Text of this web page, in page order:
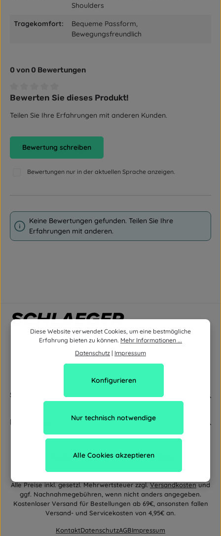
Shoulders
Tragekomfort:
Bequeme Passform,
Bewegungsfreundlich
0 von 0 Bewertungen
Durchschnittliche Bewertung von 0 von 5 Sternen
Bewerten Sie dieses Produkt!
Teilen Sie Ihre Erfahrungen mit anderen Kunden.
Bewertung schreiben
Bewertungen nur in der aktuellen Sprache anzeigen.
Keine Bewertungen gefunden. Teilen Sie Ihre
Erfahrungen mit anderen.
Service
Newsletter
Alle Preise inkl. gesetzl. Mehrwertsteuer zzgl. Versandkosten und
ggf. Nachnahmegebühren, wenn nicht anders angegeben.
Kostenloser Versand für Bestellungen ab 69€, ansonsten fallen
Versand- und Servicekosten von 4,95€ an.
KontaktDatenschutzAGBImpressum
Diese Website verwendet Cookies, um eine bestmögliche
Erfahrung bieten zu können. Mehr Informationen ...
Datenschutz | Impressum
Nur technisch notwendige
Konfigurieren
Alle Cookies akzeptieren